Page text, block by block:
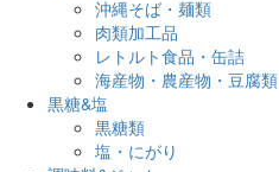
沖縄そば・麺類
肉類加工品
レトルト食品・缶詰
海産物・農産物・豆腐類
黒糖&塩
黒糖類
塩・にがり